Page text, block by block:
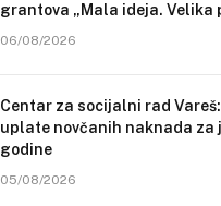
grantova „Mala ideja. Velika
06/08/2026
Centar za socijalni rad
uplate novčanih naknada za
godine
05/08/2026